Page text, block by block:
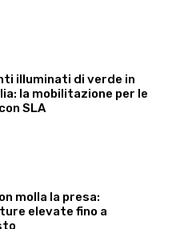
illuminati di verde in
la mobilitazione per le
SLA
molla la presa:
elevate fino a